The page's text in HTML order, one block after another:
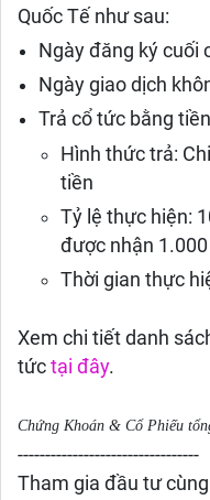
Quốc Tế như sau:
Ngày đăng ký cuối
Ngày giao dịch
Trả cổ tức bằng
Hình thức trả:
tiền
Tỷ lệ thực hiện:
được nhận
Thời gian thực
Xem chi tiết danh
tức tại đây.
Chứng Khoán & Cổ Phiếu
---------------------------------
Tham gia đầu tư cùng